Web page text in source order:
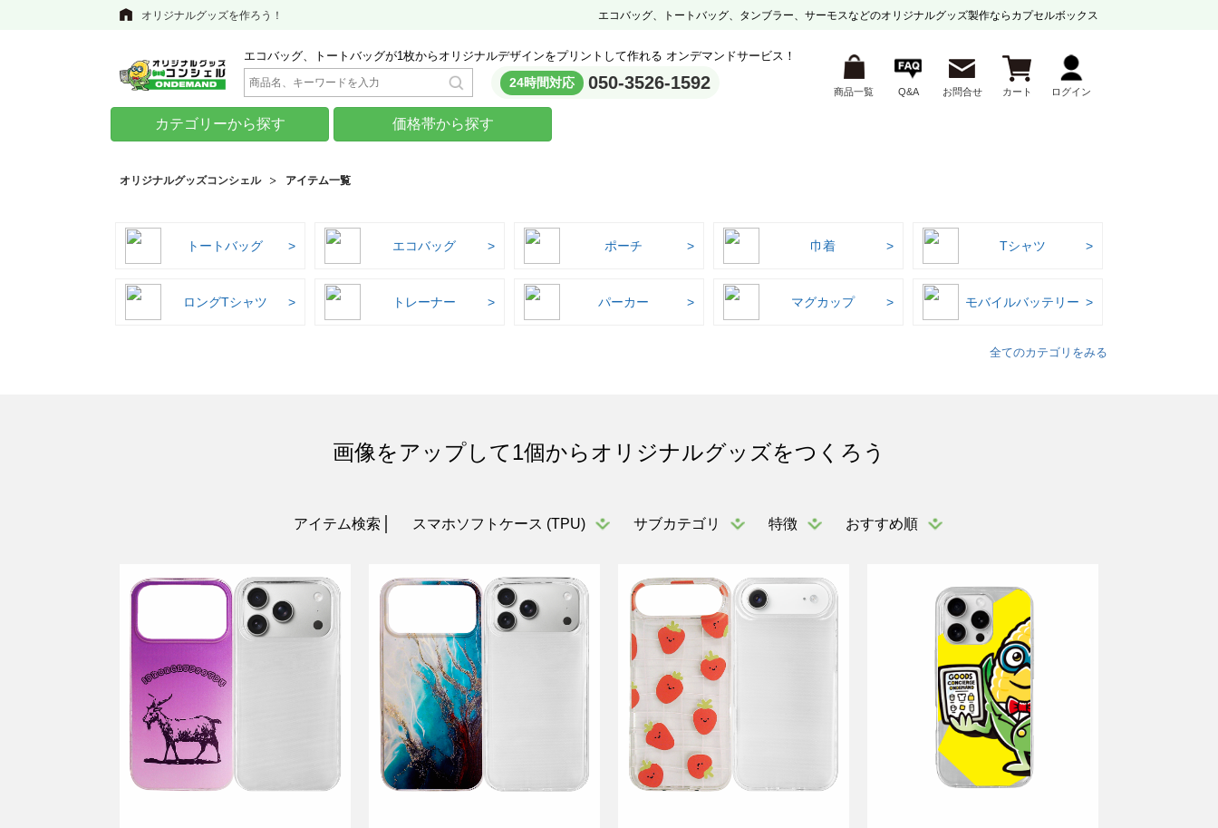
オリジナルグッズを作ろう！ エコバッグ、トートバッグ、タンブラー、サーモスなどのオリジナルグッズ製作ならカプセルボックス
エコバッグ、トートバッグが1枚からオリジナルデザインをプリントして作れる オンデマンドサービス！
24時間対応 050-3526-1592 商品一覧 Q&A お問合せ カート ログイン
カテゴリーから探す 価格帯から探す
オリジナルグッズコンシェル アイテム一覧
トートバッグ エコバッグ ポーチ 巾着 Tシャツ
ロングTシャツ トレーナー パーカー マグカップ モバイルバッテリー
全てのカテゴリをみる
画像をアップして1個からオリジナルグッズをつくろう
アイテム検索 スマホソフトケース (TPU) サブカテゴリ 特徴 おすすめ順